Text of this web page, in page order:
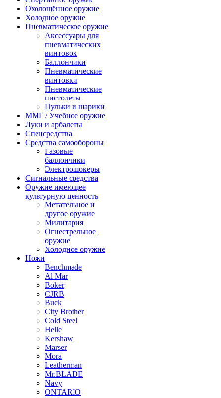
Охолощённое оружие
Холодное оружие
Пневматическое оружие
Аксессуары для
пневматических
винтовок
Баллончики
Пневматические
винтовки
Пневматические
пистолеты
Пульки и шарики
ММГ / Учебное оружие
Луки и арбалеты
Спецсредства
Средства самообороны
Газовые
баллончики
Электрошокеры
Сигнальные средства
Оружие имеющее
культурную ценность
Метательное и
другое оружие
Милитария
Огнестрельное
оружие
Холодное оружие
Ножи
Benchmade
Al Mar
Boker
CJRB
Buck
City Brother
Cold Steel
Helle
Kershaw
Marser
Mora
Leatherman
Mr.BLADE
Navy
ONTARIO